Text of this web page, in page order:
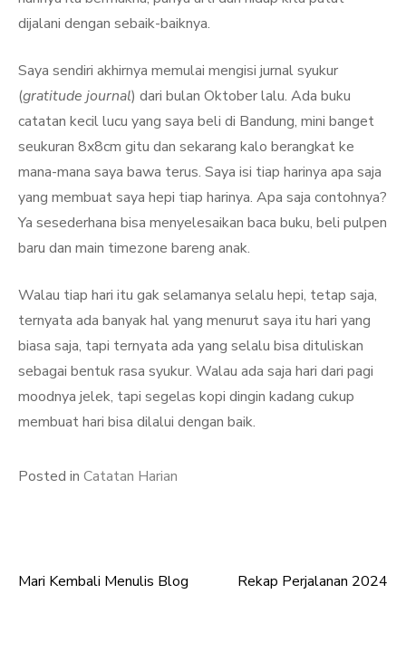
dijalani dengan sebaik-baiknya.
Saya sendiri akhirnya memulai mengisi jurnal syukur
(gratitude journal) dari bulan Oktober lalu. Ada buku
catatan kecil lucu yang saya beli di Bandung, mini banget
seukuran 8x8cm gitu dan sekarang kalo berangkat ke
mana-mana saya bawa terus. Saya isi tiap harinya apa saja
yang membuat saya hepi tiap harinya. Apa saja contohnya?
Ya sesederhana bisa menyelesaikan baca buku, beli pulpen
baru dan main timezone bareng anak.
Walau tiap hari itu gak selamanya selalu hepi, tetap saja,
ternyata ada banyak hal yang menurut saya itu hari yang
biasa saja, tapi ternyata ada yang selalu bisa dituliskan
sebagai bentuk rasa syukur. Walau ada saja hari dari pagi
moodnya jelek, tapi segelas kopi dingin kadang cukup
membuat hari bisa dilalui dengan baik.
Posted in Catatan Harian
Post
Mari Kembali Menulis Blog Rekap Perjalanan 2024